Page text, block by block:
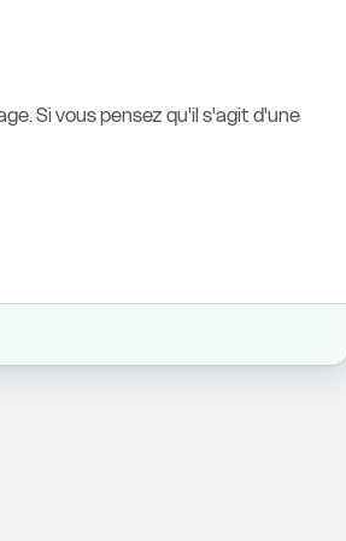
Si vous pensez qu'il s'agit d'une